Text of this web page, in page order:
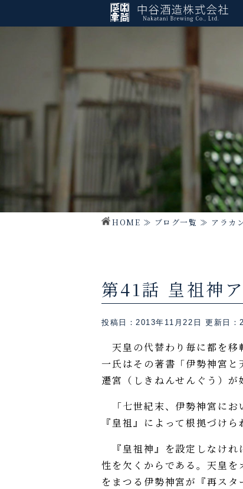
HOME ≫ ブログ一覧 ≫ アラカ
第41話 皇祖神
投稿日：2013年11月22日 更新日：
天皇の代替わり毎に都を移
一氏はその著書「伊勢神宮
遷宮（しきねんせんぐう）が
「七世紀末、伊勢神宮にお
『皇祖』によって根拠づけら
『皇祖神』を設定しなけれ
性を欠くからである。天皇
をまつる伊勢神宮が『再スタ